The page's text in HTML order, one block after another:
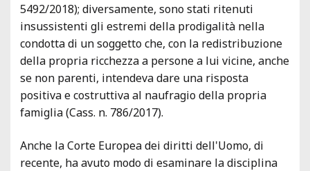
5492/2018); diversamente, sono stati ritenuti
insussistenti gli estremi della prodigalità nella
condotta di un soggetto che, con la redistribuzione
della propria ricchezza a persone a lui vicine, anche
se non parenti, intendeva dare una risposta
positiva e costruttiva al naufragio della propria
famiglia (Cass. n. 786/2017).
Anche la Corte Europea dei diritti dell'Uomo, di
recente, ha avuto modo di esaminare la disciplina